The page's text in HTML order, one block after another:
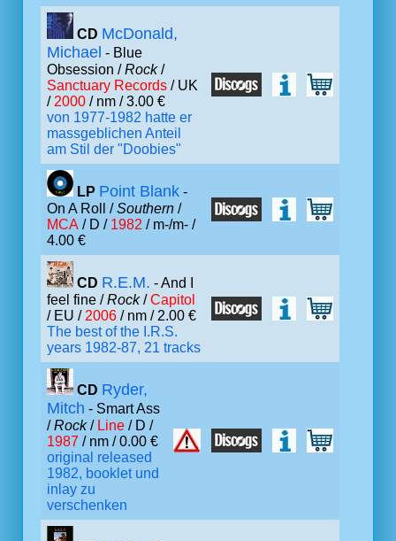
CD McDonald,
Michael - Blue
Obsession /Rock/
Sanctuary Records / UK
/ 2000 / nm / 3.00 €
von 1977-1982 hatte er
massgeblichen Anteil
am Stil der "Doobies"
LP Point Blank -
On A Roll /Southern /
MCA / D / 1982 / m-/m- /
4.00 €
CD R.E.M. - And I
feel fine /Rock/Capitol
/ EU / 2006 / nm / 2.00 €
The best of the I.R.S.
years 1982-87, 21 tracks
CD Ryder,
Mitch - Smart Ass
/Rock/ Line / D /
1987 / nm / 0.00 €
original released
1982, booklet und
inlay zu
verschenken